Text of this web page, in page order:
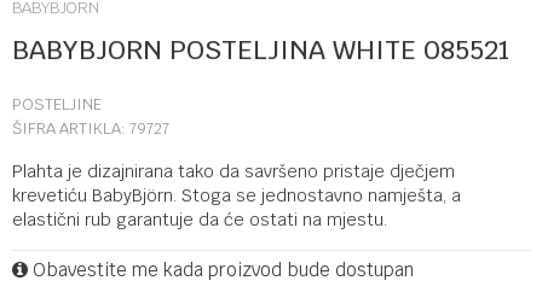
BABYBJORN
BABYBJORN POSTELJINA WHITE 085521
POSTELJINE
ŠIFRA ARTIKLA: 79727
Plahta je dizajnirana tako da savršeno pristaje dječjem
krevetiću BabyBjörn. Stoga se jednostavno namješta, a
elastični rub garantuje da će ostati na mjestu.
Obavestite me kada proizvod bude dostupan